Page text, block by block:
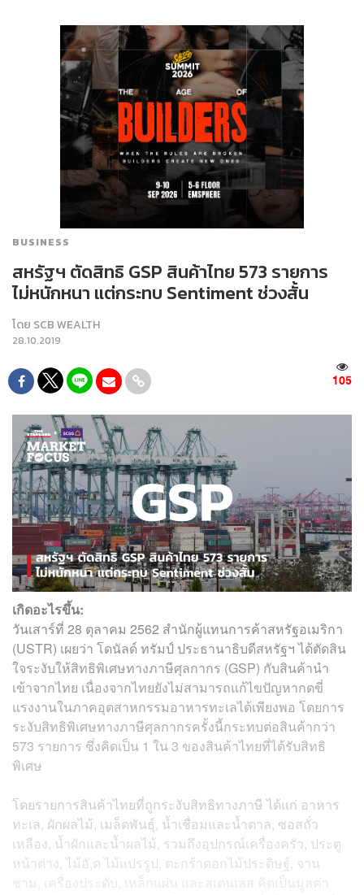
BUSINESS
สหรัฐฯ ตัดสิทธิ GSP สินค้าไทย 573 รายการ
ไม่หนักหนา แต่กระทบ Sentiment ช่วงสั้น
โดย SCB WEALTH
28.10.2019
105
เกิดอะไรขึ้น:
วันเสาร์ที่ 28 ตุลาคม 2562 สำนักผู้แทนการค้าสหรัฐอเมริกา
(USTR) เผยว่า โดนัลด์ ทรัมป์ ประธานาธิบดีสหรัฐฯ ได้ตัดสิน
ใจระงับให้สิทธิพิเศษทางภาษีศุลกากร (GSP) กับสินค้านำ
เข้าจากไทย เนื่องจากไทยยังไม่สามารถแก้ไขปัญหากดขี่
แรงงานในภาคอุตสาหกรรมอาหารทะเลได้เพียงพอ โดยการ
ระงับสิทธิพิเศษทางภาษีศุลกากรครั้งนี้กระทบต่อสินค้ากว่า
573 รายการ ซึ่งคิดเป็น 1 ใน 3 ของสินค้าไทยที่ได้รับสิทธิ
พิเศษ
โดยรายการสินค้าไทยที่ถูกระงับสิทธิทางภาษี ได้แก่ อาหาร
ทะเล, ผักผลไม้, เมล็ดพันธุ์, น้ำเชื่อมและน้ำตาล, ซอสถั่ว
เหลือง, น้ำผักและน้ำผลไม้, รวมถึงอุปกรณ์เครื่องครัว, ประตู
หน้าต่าง, ไม้อั,ด ไม้แปรรูป, ตะกร้าดอกไม้ประดิษฐ์, จาน
ชาม, เครื่องประดับ, เหล็กแผ่น และสเตนเลส คิดเป็นมูลค่า